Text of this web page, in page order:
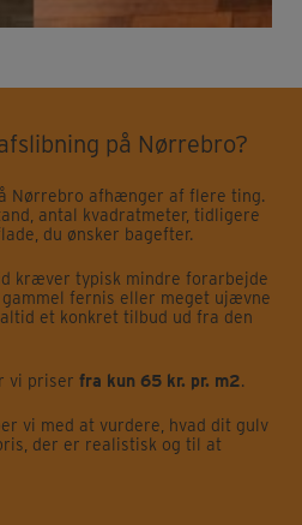
på Nørrebro?
Nørrebro afhænger af flere ting.
antal kvadratmeter, tidligere
du ønsker bagefter.
kræver typisk mindre forarbejde
gammel fernis eller meget ujævne
et konkret tilbud ud fra den
vi priser fra kun 65 kr. pr. m2.
vi med at vurdere, hvad dit gulv
der er realistisk og til at